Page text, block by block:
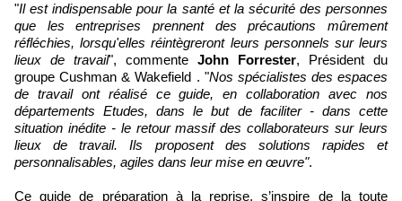
"Il est indispensable pour la santé et la sécurité des personnes
que les entreprises prennent
des précautions mûrement
réfléchies, lorsqu'elles réintègreront leurs personnels sur leurs
lieux de travail", commente John Forrester, Président du
groupe Cushman & Wakefield . "Nos spécialistes des espaces
de travail ont réalisé ce guide, en collaboration avec nos
départements Etudes, dans le but de faciliter - dans cette
situation inédite - le retour massif des collaborateurs sur leurs
lieux de travail. Ils proposent des solutions rapides et
personnalisables, agiles dans leur mise en œuvre".
Ce guide de préparation à la reprise, s’inspire de la toute